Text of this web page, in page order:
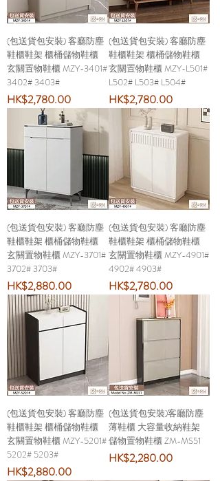
(包送貨包安裝) 客廳防塵
鞋櫃鞋架 櫃桶儲物鞋櫃
玄關置物鞋櫃 MZY-3401#
3402# 3403#
價格
HK$2,780.00
(包送貨包安裝) 客廳防塵
鞋櫃鞋架 櫃桶儲物鞋櫃
玄關置物鞋櫃 MZY-L501#
L502# L503# L504#
價格
HK$2,780.00
(包送貨包安裝) 客廳防塵
鞋櫃鞋架 櫃桶儲物鞋櫃
玄關置物鞋櫃 MZY-3701#
3702# 3703#
價格
HK$2,880.00
(包送貨包安裝) 客廳防塵
鞋櫃鞋架 櫃桶儲物鞋櫃
玄關置物鞋櫃 MZY-4901#
4902# 4903#
價格
HK$2,780.00
(包送貨包安裝) 客廳防塵
鞋櫃鞋架 櫃桶儲物鞋櫃
玄關置物鞋櫃 MZY-5201#
5202# 5203#
價格
HK$2,880.00
(包送貨包安裝)客廳防塵
薄鞋櫃 大容量收納鞋架
儲物置物鞋櫃 ZM-MS51
價格
HK$2,280.00